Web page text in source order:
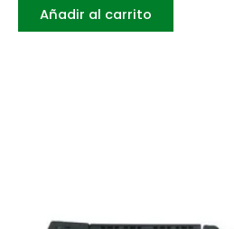
Añadir al carrito